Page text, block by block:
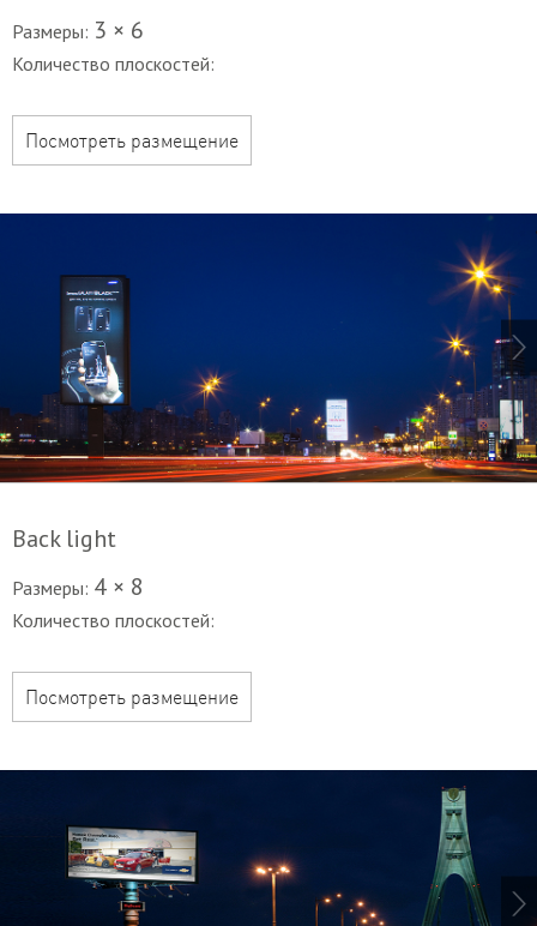
Размеры: 3 × 6
Количество плоскостей:
Посмотреть размещение
Back light
Размеры: 4 × 8
Количество плоскостей:
Посмотреть размещение